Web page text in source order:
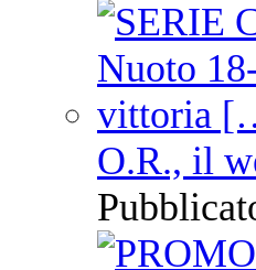
O.R., il